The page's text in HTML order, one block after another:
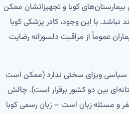
کوبا و تجهیزاتشان ممکن
با این وجود، کادر پزشکی کوبا
عموماً از مراقبت دلسوزانه رضایت
سیاسی ویزای سختی ندارد (ممکن است
بین دو کشور برقرار است). چالش
و مسئله زبان است – زبان رسمی کوبا